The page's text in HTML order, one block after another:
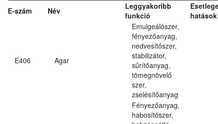
E-szám Név
Leggyakoribb
funkció
hatások
E406 Agar
Emulgeálószer,
fényezőanyag,
nedvesítőszer,
stabilizátor,
sűrítőanyag,
tömegnövelő
szer,
zselésítőanyag
Fényezőanyag,
habosítószer,